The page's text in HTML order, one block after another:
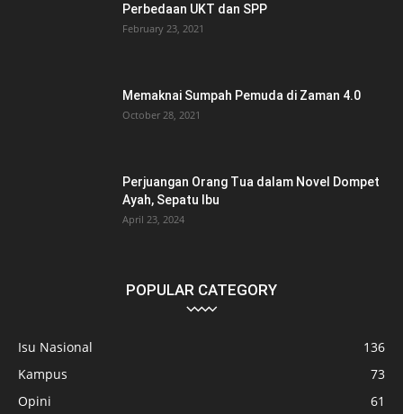
Perbedaan UKT dan SPP
February 23, 2021
Memaknai Sumpah Pemuda di Zaman 4.0
October 28, 2021
Perjuangan Orang Tua dalam Novel Dompet
Ayah, Sepatu Ibu
April 23, 2024
POPULAR CATEGORY
Isu Nasional
136
Kampus
73
Opini
61